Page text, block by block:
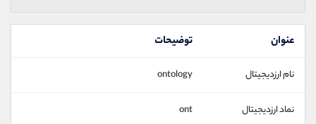
عنوان توضیحات
نام ارزدیجیتال ontology
نماد ارزدیجیتال ont